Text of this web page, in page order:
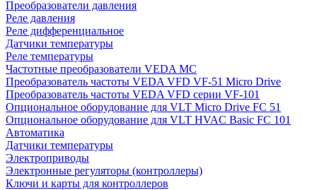
Преобразователи давления
Реле давления
Реле дифференциальное
Датчики температуры
Реле температуры
Частотные преобразователи VEDA MC
Преобразователь частоты VEDA VFD VF-51 Micro Drive
Преобразователь частоты VEDA VFD серии VF-101
Опциональное оборудование для VLT Micro Drive FC 51
Опциональное оборудование для VLT HVAC Basic FC 101
Автоматика
Датчики температуры
Электроприводы
Электронные регуляторы (контроллеры)
Ключи и карты для контроллеров